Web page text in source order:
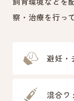
避妊・
混合ワ
察・治療を行っ